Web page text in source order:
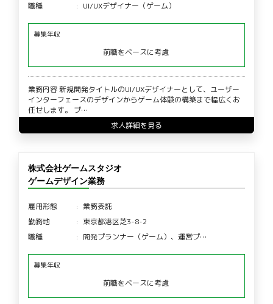
職種
UI/UXデザイナー（ゲーム）
募集年収
前職をベースに考慮
業務内容 新規開発タイトルのUI/UXデザイナーとして、ユーザー
インターフェースのデザインからゲーム体験の構築まで幅広くお
任せします。 プ…
求人詳細を見る
株式会社ゲームスタジオ
ゲームデザイン業務
雇用形態
業務委託
勤務地
東京都港区芝3-8-2
職種
開発プランナー（ゲーム）、運営プ…
募集年収
前職をベースに考慮